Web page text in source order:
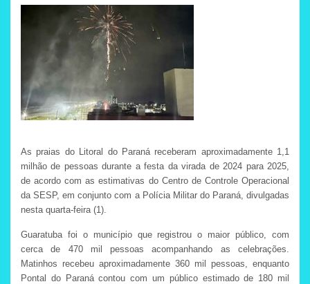
As praias do Litoral do Paraná receberam aproximadamente 1,1
milhão de pessoas durante a festa da virada de 2024 para 2025,
de acordo com as estimativas do Centro de Controle Operacional
da SESP, em conjunto com a Polícia Militar do Paraná, divulgadas
nesta quarta-feira (1).
Guaratuba foi o município que registrou o maior público, com
cerca de 470 mil pessoas acompanhando as celebrações.
Matinhos recebeu aproximadamente 360 mil pessoas, enquanto
Pontal do Paraná contou com um público estimado de 180 mil